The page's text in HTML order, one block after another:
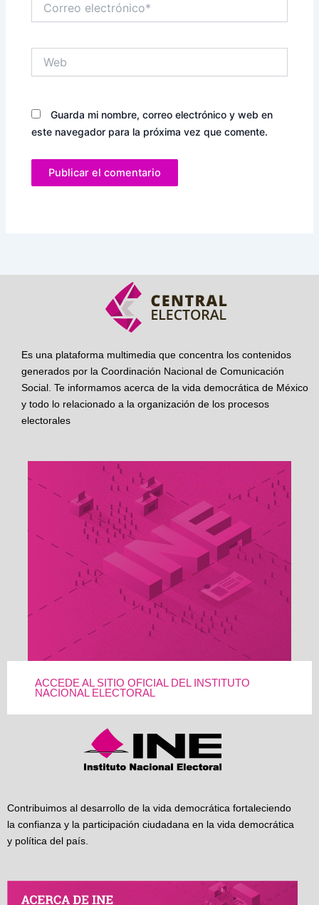
electrónico*
Guarda mi nombre, correo electrónico y web en
este navegador para la próxima vez que comente.
Es una plataforma multimedia que concentra los contenidos
generados por la Coordinación Nacional de Comunicación
Social. Te informamos acerca de la vida democrática de México
y todo lo relacionado a la organización de los procesos
electorales
ACCEDE AL SITIO OFICIAL DEL INSTITUTO
NACIONAL ELECTORAL
Contribuimos al desarrollo de la vida democrática fortaleciendo
la confianza y la participación ciudadana en la vida democrática
y política del país.